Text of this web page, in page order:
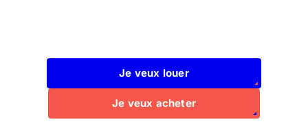
Je veux louer
Je veux acheter